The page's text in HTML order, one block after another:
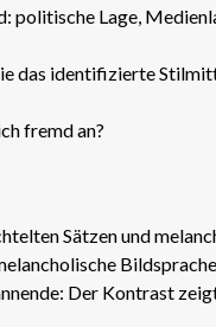
politische Lage,
das identifizierte
fremd an?
Sätzen und
Der Kontrast